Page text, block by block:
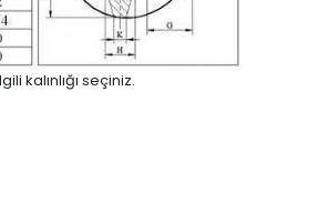
kalınlığı seçiniz.